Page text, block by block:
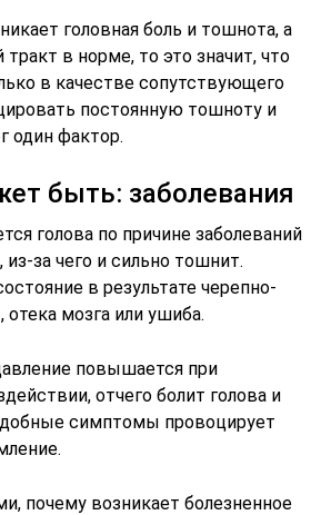
головная боль и тошнота, а
в норме, то это значит, что
в качестве сопутствующего
постоянную тошноту и
один фактор.
быть: заболевания
голова по причине заболеваний
за чего и сильно тошнит.
в результате черепно-
мозга или ушиба.
повышается при
отчего болит голова и
симптомы провоцирует
почему возникает болезненное